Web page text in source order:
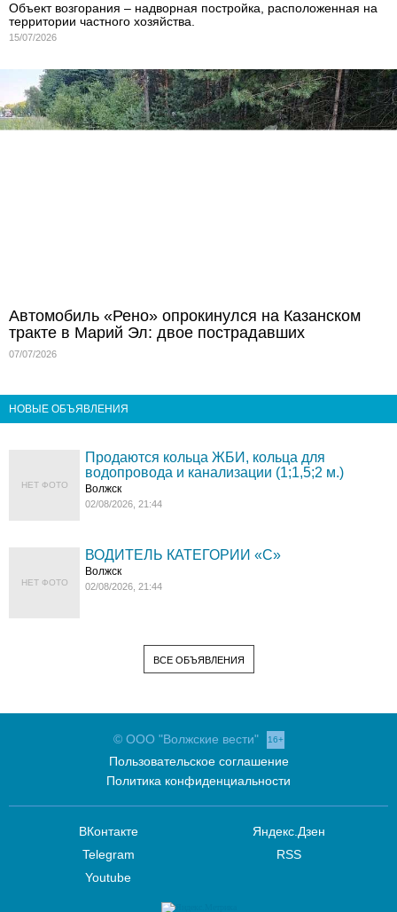
Объект возгорания – надворная постройка, расположенная на
территории частного хозяйства.
15/07/2026
Автомобиль «Рено» опрокинулся на Казанском
тракте в Марий Эл: двое пострадавших
07/07/2026
НОВЫЕ ОБЪЯВЛЕНИЯ
НЕТ ФОТО
Продаются кольца ЖБИ, кольца для
водопровода и канализации (1;1,5;2 м.)
Волжск
02/08/2026, 21:44
НЕТ ФОТО
ВОДИТЕЛЬ КАТЕГОРИИ «C»
Волжск
02/08/2026, 21:44
ВСЕ ОБЪЯВЛЕНИЯ
© ООО "Волжские вести" 16+
Пользовательское соглашение
Политика конфиденциальности
ВКонтакте
Telegram
Youtube
Яндекс.Дзен
RSS